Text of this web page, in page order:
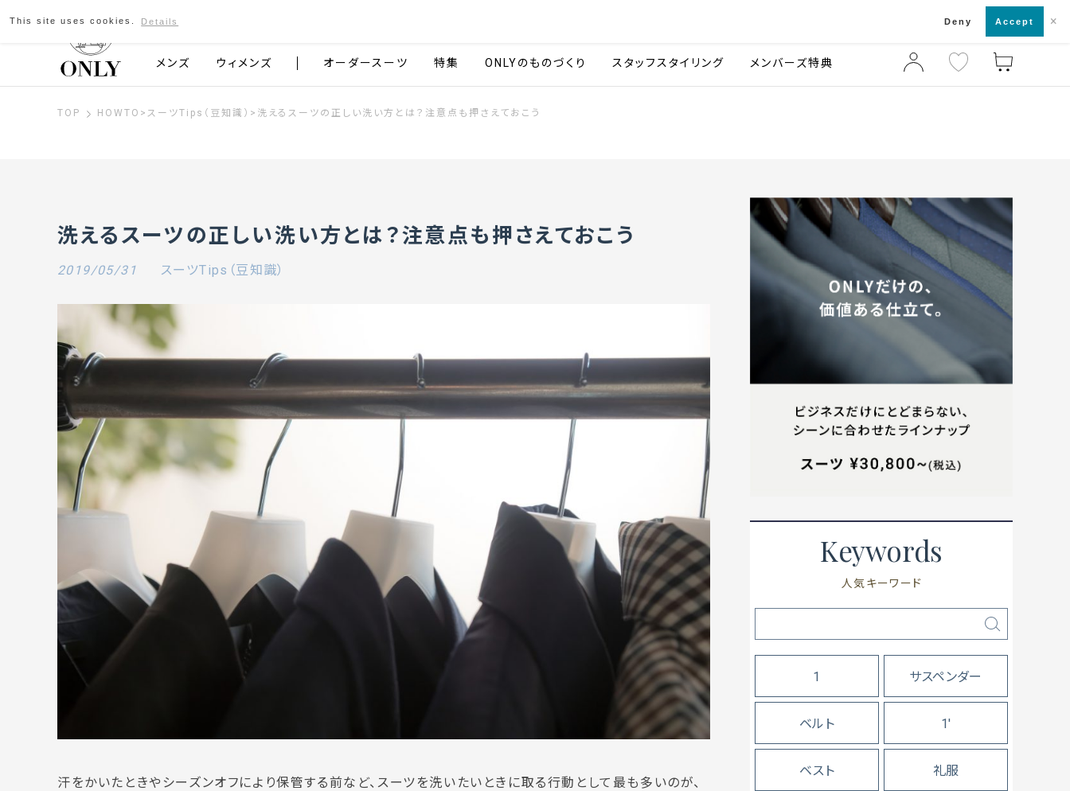
京都発のスーツブランド ONLY 店舗一覧・来店予約
メンズ ウィメンズ オーダースーツ 特集 ONLYのものづくり スタッフスタイリング メンバーズ特典
TOP HOWTO > スーツTips（豆知識） > 洗えるスーツの正しい洗い方とは？注意点も押さえておこう
洗えるスーツの正しい洗い方とは？注意点も押さえておこう
2019/05/31 スーツTips（豆知識）
汗をかいたときやシーズンオフにより保管する前など、スーツを洗いたいときに取る行動として最も多いのが、
Keywords
人気キーワード
1 サスペンダー
ベルト 1'
ベスト 礼服
This site uses cookies. Details Deny Accept ×